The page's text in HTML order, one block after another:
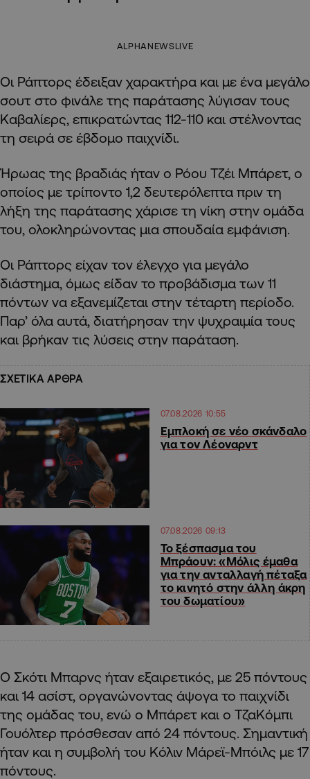
ALPHANEWSLIVE
Οι Ράπτορς έδειξαν χαρακτήρα και με ένα μεγάλο
σουτ στο φινάλε της παράτασης λύγισαν τους
Καβαλίερς, επικρατώντας 112-110 και στέλνοντας
τη σειρά σε έβδομο παιχνίδι.
Ήρωας της βραδιάς ήταν ο Ρόου Τζέι Μπάρετ, ο
οποίος με τρίποντο 1,2 δευτερόλεπτα πριν τη
λήξη της παράτασης χάρισε τη νίκη στην ομάδα
του, ολοκληρώνοντας μια σπουδαία εμφάνιση.
Οι Ράπτορς είχαν τον έλεγχο για μεγάλο
διάστημα, όμως είδαν το προβάδισμα των 11
πόντων να εξανεμίζεται στην τέταρτη περίοδο.
Παρ’ όλα αυτά, διατήρησαν την ψυχραιμία τους
και βρήκαν τις λύσεις στην παράταση.
ΣΧΕΤΙΚΑ ΑΡΘΡΑ
07.08.2026 10:55
Εμπλοκή σε νέο σκάνδαλο
για τον Λέοναρντ
07.08.2026 09:13
Το ξέσπασμα του
Μπράουν: «Μόλις έμαθα
για την ανταλλαγή πέταξα
το κινητό στην άλλη άκρη
του δωματίου»
Ο Σκότι Μπαρνς ήταν εξαιρετικός, με 25 πόντους
και 14 ασίστ, οργανώνοντας άψογα το παιχνίδι
της ομάδας του, ενώ ο Μπάρετ και ο ΤζαΚόμπι
Γουόλτερ πρόσθεσαν από 24 πόντους. Σημαντική
ήταν και η συμβολή του Κόλιν Μάρεϊ-Μπόιλς με 17
πόντους.